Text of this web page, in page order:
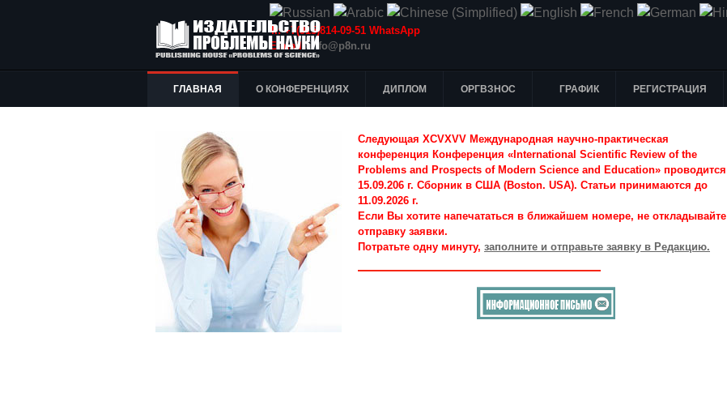
Т.: +7(915)814-09-51 WhatsApp
E-mail:info@p8n.ru
ГЛАВНАЯ О КОНФЕРЕНЦИЯХ ДИПЛОМ ОРГВЗНОС ГРАФИК РЕГИСТРАЦИЯ
Следующая XCVXVV Международная научно-практическая
конференция Конференция «International Scientific Review of the
Problems and Prospects of Modern Science and Education» проводится
15.09.206 г. Сборник в США (Boston. USA). Статьи принимаются до
11.09.2026 г.
Если Вы хотите напечататься в ближайшем номере, не откладывайте
отправку заявки.
Потратьте одну минуту, заполните и отправьте заявку в Редакцию.